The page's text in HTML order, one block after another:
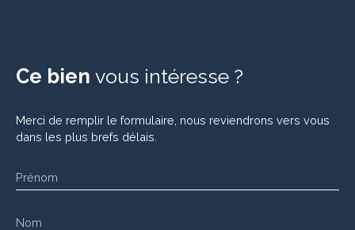
Ce bien vous intéresse ?
Merci de remplir le formulaire, nous reviendrons vers vous
dans les plus brefs délais.
Prénom
Nom